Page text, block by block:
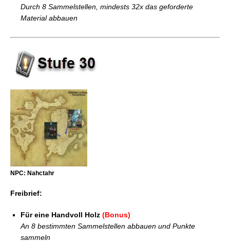
Durch 8 Sammelstellen, mindests 32x das geforderte
Material abbauen
NPC: Nahctahr
Freibrief:
Für eine Handvoll Holz (Bonus)
An 8 bestimmten Sammelstellen abbauen und Punkte
sammeln